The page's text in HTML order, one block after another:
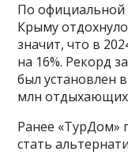
По
Крыму
значит, что в
на 16%. Рекорд
был установлен
млн
Ранее «ТурДом»
стать